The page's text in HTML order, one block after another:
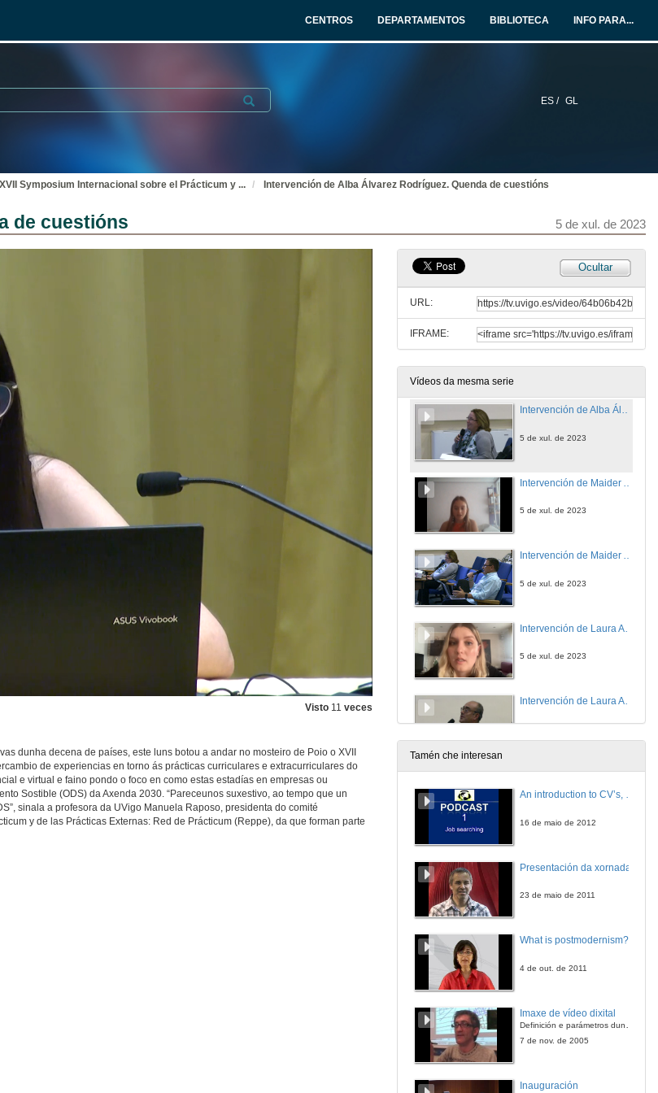
CENTROS DEPARTAMENTOS BIBLIOTECA INFO PARA...
ES / GL
Submit
XVII Symposium Internacional sobre el Prácticum y ... Intervención de Alba Álvarez Rodríguez. Quenda de cuestións
de cuestións 5 de xul. de 2023
Visto 11 veces
dunha decena de países, este luns botou a andar no mosteiro de Poio o XVII
de experiencias en torno ás prácticas curriculares e extracurriculares do
e virtual e faino pondo o foco en como estas estadías en empresas ou
Sostible (ODS) da Axenda 2030. “Pareceunos suxestivo, ao tempo que un
sinala a profesora da UVigo Manuela Raposo, presidenta do comité
y de las Prácticas Externas: Red de Prácticum (Reppe), da que forman parte
Ocultar
URL:
IFRAME:
Vídeos da mesma serie
Intervención de Karl Steffen
4 de xul. de 2023
Miradas atopadas sobre as prácticas externas do estudantado. Presentación
Intervención de Alba Álvarez Rodríguez
5 de xul. de 2023
Intervención de Alba Álvarez Rodríguez. Quenda de cuestións
5 de xul. de 2023
5 de xul. de 2023
Intervención de Maider Arozena. Quenda de cuestións
5 de xul. de 2023
5 de xul. de 2023
Intervención de Laura Albaladejo Buscarons. Quenda de cuestións
Intervención de Anna Gallego Canet
5 de xul. de 2023
5 de xul. de 2023
Tamén che interesan
An introduction to CV’s, letters, and job searching
16 de maio de 2012
Presentación da xornada
23 de maio de 2011
What is postmodernism?
4 de out. de 2011
Imaxe de vídeo dixital
Definición e parámetros dunha imaxe dixital. Resolución e Aspecto. Profundidade da cor. Compresión. Frame por segundo. Entrelazado. Campos, cadros
7 de nov. de 2005
Inauguración